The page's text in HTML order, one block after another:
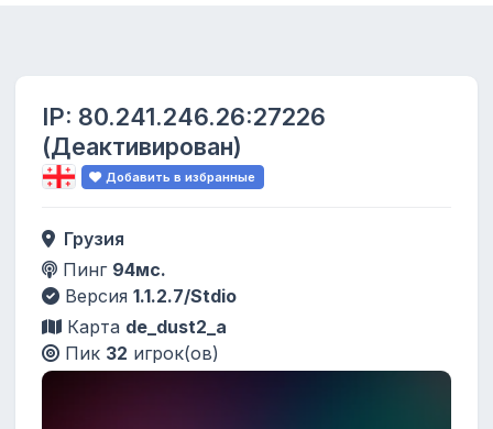
IP: 80.241.246.26:27226
(Деактивирован)
Добавить в избранные
Грузия
Пинг 94мс.
Версия 1.1.2.7/Stdio
Карта de_dust2_a
Пик 32 игрок(ов)